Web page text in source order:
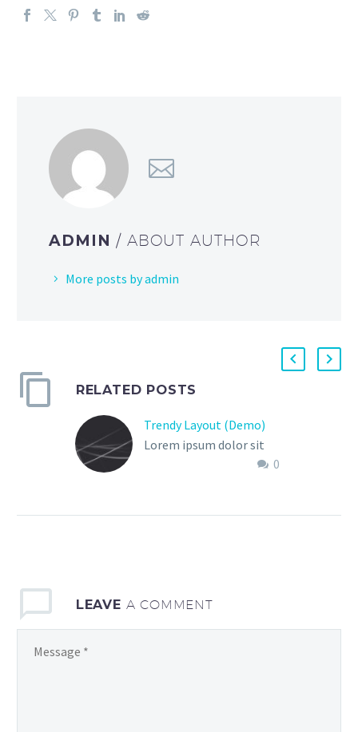
ADMIN / ABOUT AUTHOR
More posts by admin
RELATED POSTS
Trendy Layout (Demo)
Lorem ipsum dolor sit
0
LEAVE A COMMENT